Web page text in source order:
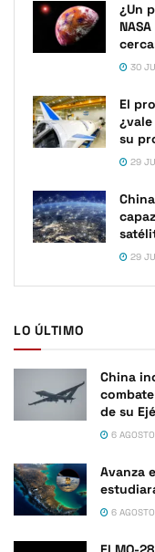
¿Un
30
El
su
29
29
LO ÚLTIMO
China
de su
6
Avanza
6